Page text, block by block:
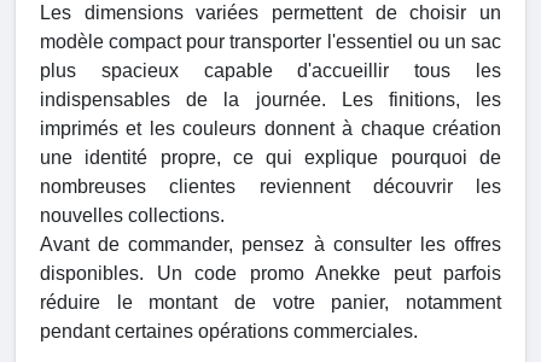
Les dimensions variées permettent de choisir un
modèle compact pour transporter l'essentiel ou un sac
plus spacieux capable d'accueillir tous les
indispensables de la journée. Les finitions, les
imprimés et les couleurs donnent à chaque création
une identité propre, ce qui explique pourquoi de
nombreuses clientes reviennent découvrir les
nouvelles collections.
Avant de commander, pensez à consulter les offres
disponibles. Un code promo Anekke peut parfois
réduire le montant de votre panier, notamment
pendant certaines opérations commerciales.